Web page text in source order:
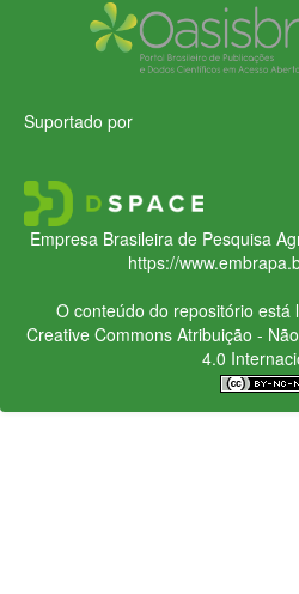
Suportado por
Empresa Brasileira de Pesquisa
https://
O conteúdo do repositório está
Creative CommonsAtribuição -
4.0